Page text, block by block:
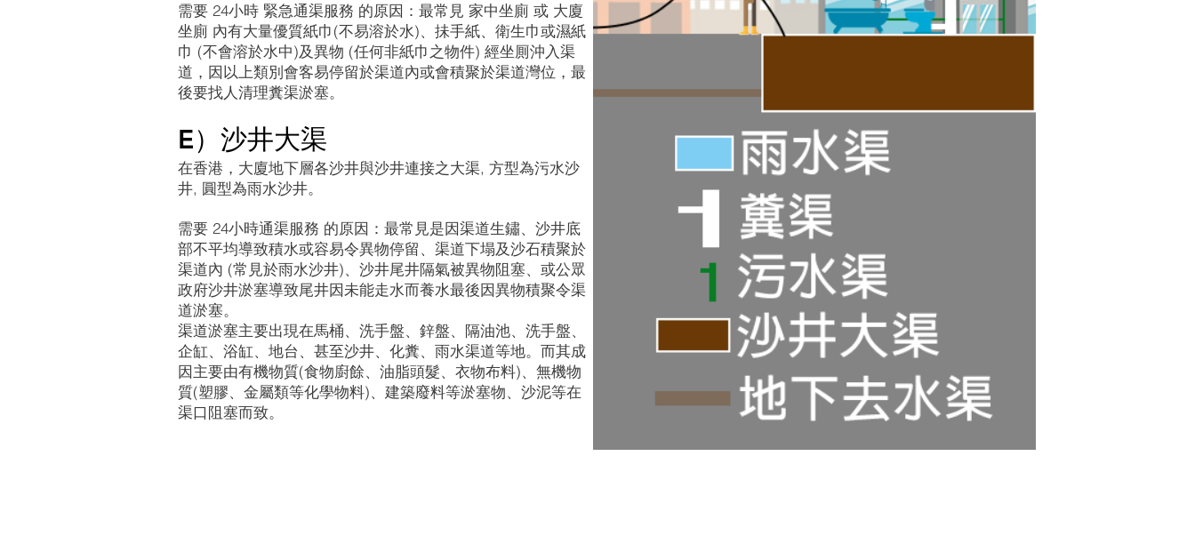
需要 24小時 緊急通渠服務 的原因：最常見 家中坐廁 或 大廈
坐廁 內有大量優質紙巾(不易溶於水)、抺手紙、衛生巾或濕紙
巾 (不會溶於水中)及異物 (任何非紙巾之物件) 經坐厠沖入渠
道，因以上類別會客易停留於渠道內或會積聚於渠道灣位，最
後要找人清理糞渠淤塞。
E）沙井大渠
在香港，大廈地下層各沙井與沙井連接之大渠, 方型為污水沙
井, 圓型為雨水沙井。
需要 24小時通渠服務 的原因：最常見是因渠道生鏽、沙井底
部不平均導致積水或容易令異物停留、渠道下塌及沙石積聚於
渠道內 (常見於雨水沙井)、沙井尾井隔氣被異物阻塞、或公眾
政府沙井淤塞導致尾井因未能走水而養水最後因異物積聚令渠
道淤塞。
渠道淤塞主要出現在馬桶、洗手盤、鋅盤、隔油池、洗手盤、
企缸、浴缸、地台、甚至沙井、化糞、雨水渠道等地。而其成
因主要由有機物質(食物廚餘、油脂頭髮、衣物布料)、無機物
質(塑膠、金屬類等化學物料)、建築廢料等淤塞物、沙泥等在
渠口阻塞而致。